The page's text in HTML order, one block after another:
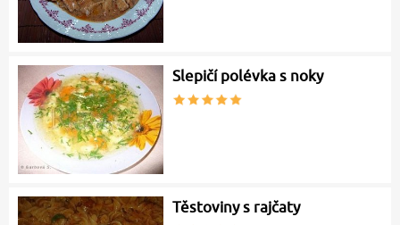
Slepičí polévka s noky
Těstoviny s rajčaty